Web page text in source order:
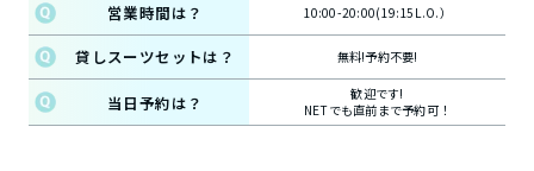
営業時間は？ 10:00-20:00(19:15L.O.）
貸しスーツセットは？ 無料!予約不要!
当日予約は？
歓迎です!
NETでも直前まで予約可！